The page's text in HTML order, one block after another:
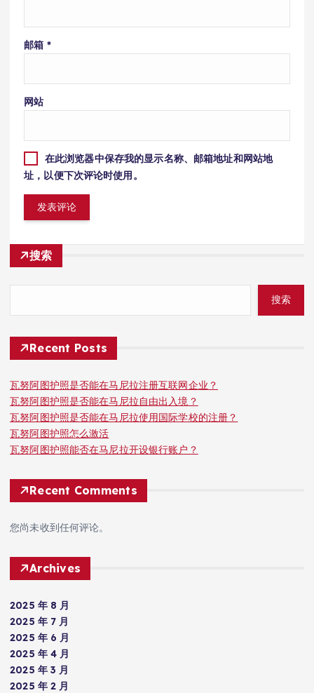
邮箱 *
网站
在此浏览器中保存我的显示名称、邮箱地址和网站地
址，以便下次评论时使用。
搜索
搜索
Recent Posts
瓦努阿图护照是否能在马尼拉注册互联网企业？
瓦努阿图护照是否能在马尼拉自由出入境？
瓦努阿图护照是否能在马尼拉使用国际学校的注册？
瓦努阿图护照怎么激活
瓦努阿图护照能否在马尼拉开设银行账户？
Recent Comments
您尚未收到任何评论。
Archives
2025 年 8 月
2025 年 7 月
2025 年 6 月
2025 年 4 月
2025 年 3 月
2025 年 2 月